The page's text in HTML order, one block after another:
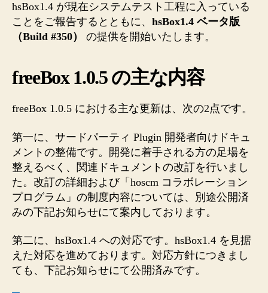
hsBox1.4 が現在システムテスト工程に入っている
ことをご報告するとともに、 hsBox1.4 ベータ版
（Build #350）
の提供を開始いたします。
freeBox 1.0.5 の主な内容
freeBox 1.0.5 における主な更新は、次の2点です。
第一に、サードパーティ Plugin 開発者向けドキュ
メントの整備です。開発に着手される方の足場を
整えるべく、関連ドキュメントの改訂を行いまし
た。改訂の詳細および「hoscm コラボレーション
プログラム」の制度内容については、別途公開済
みの下記お知らせにて案内しております。
第二に、hsBox1.4 への対応です。hsBox1.4 を見据
えた対応を進めております。対応方針につきまし
ても、下記お知らせにて公開済みです。